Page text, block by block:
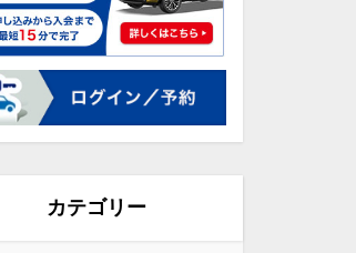
カテゴリー